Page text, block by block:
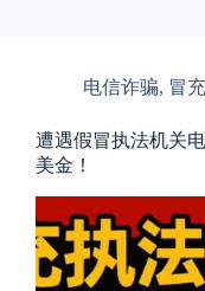
电信诈骗, 冒
遭遇假冒执法机关
美金！